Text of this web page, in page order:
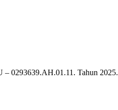
– 0293639.AH.01.11. Tahun 2025.